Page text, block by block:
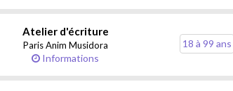
Atelier d'écriture
Paris Anim Musidora
Informations
18 à 99 ans